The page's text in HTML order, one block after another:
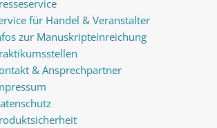
für Handel & Veranstalter
zur Manuskripteinreichung
& Ansprechpartner